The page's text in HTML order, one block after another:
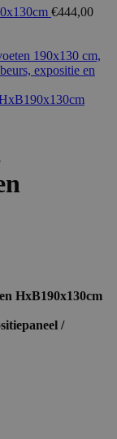
€444,00
HxB190x130cm
/